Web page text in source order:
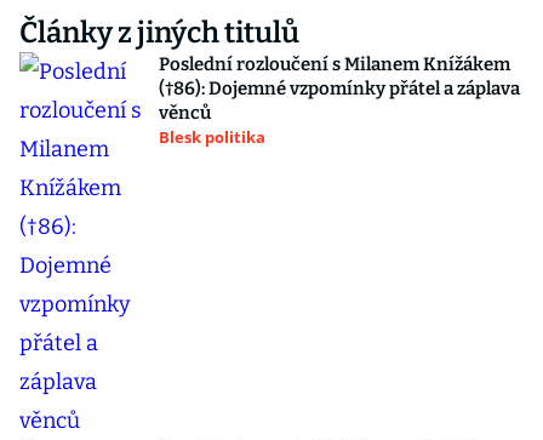
Články z jiných titulů
Poslední rozloučení s Milanem Knížákem
(†86): Dojemné vzpomínky přátel a záplava
věnců
Blesk politika